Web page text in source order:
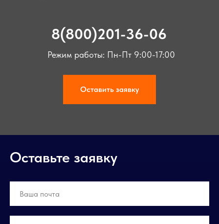
8(800)201-36-06
Режим работы: Пн-Пт 9:00-17:00
Оставить заявку
Оставьте заявку